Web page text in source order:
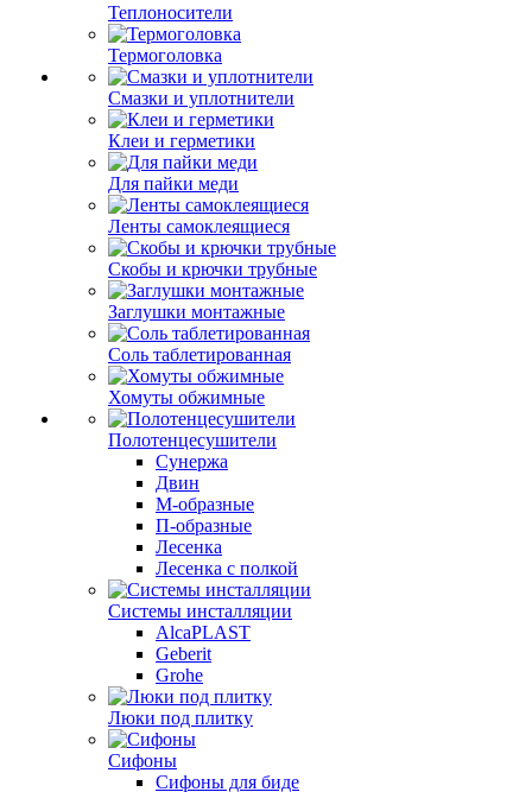
Теплоносители
Термоголовка
Смазки и уплотнители
Клеи и герметики
Для пайки меди
Ленты самоклеящиеся
Скобы и крючки трубные
Заглушки монтажные
Соль таблетированная
Хомуты обжимные
Полотенцесушители
Сунержа
Двин
М-образные
П-образные
Лесенка
Лесенка с полкой
Системы инсталляции
AlcaPLAST
Geberit
Grohe
Люки под плитку
Сифоны
Сифoны для биде